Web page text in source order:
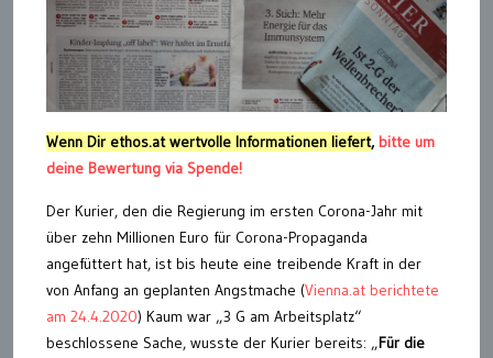
Wenn Dir ethos.at wertvolle Informationen liefert, bitte um
deine Bewertung via Spende!
Der Kurier, den die Regierung im ersten Corona-Jahr mit
über zehn Millionen Euro für Corona-Propaganda
angefüttert hat, ist bis heute eine treibende Kraft in der
von Anfang an geplanten Angstmache (Vienna.at berichtete
am 24.4.2020) Kaum war „3 G am Arbeitsplatz“
beschlossene Sache, wusste der Kurier bereits: „Für die